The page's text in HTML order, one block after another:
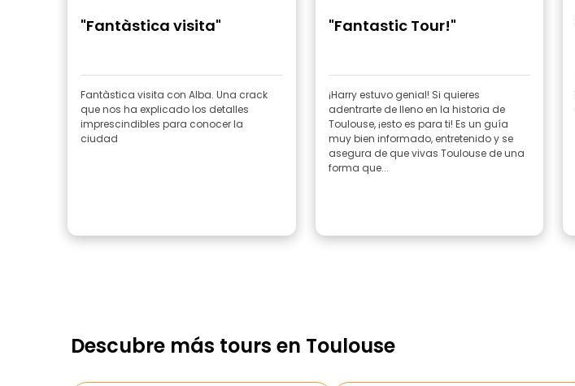
"Fantàstica visita"
Fantàstica visita con Alba. Una crack
que nos ha explicado los detalles
imprescindibles para conocer la
ciudad
"Fantastic Tour!"
¡Harry estuvo genial! Si quieres
adentrarte de lleno en la historia de
Toulouse, ¡esto es para ti! Es un guía
muy bien informado, entretenido y se
asegura de que vivas Toulouse de una
forma que...
Descubre más tours en Toulouse